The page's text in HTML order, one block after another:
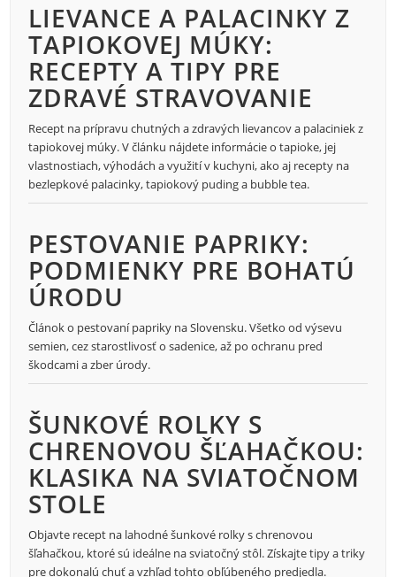
LIEVANCE A PALACINKY Z
TAPIOKOVEJ MÚKY:
RECEPTY A TIPY PRE
ZDRAVÉ STRAVOVANIE
Recept na prípravu chutných a zdravých lievancov a palaciniek z
tapiokovej múky. V článku nájdete informácie o tapioke, jej
vlastnostiach, výhodách a využití v kuchyni, ako aj recepty na
bezlepkové palacinky, tapiokový puding a bubble tea.
PESTOVANIE PAPRIKY:
PODMIENKY PRE BOHATÚ
ÚRODU
Článok o pestovaní papriky na Slovensku. Všetko od výsevu
semien, cez starostlivosť o sadenice, až po ochranu pred
škodcami a zber úrody.
ŠUNKOVÉ ROLKY S
CHRENOVOU ŠĽAHAČKOU:
KLASIKA NA SVIATOČNOM
STOLE
Objavte recept na lahodné šunkové rolky s chrenovou
šľahačkou, ktoré sú ideálne na sviatočný stôl. Získajte tipy a triky
pre dokonalú chuť a vzhľad tohto obľúbeného predjedla.